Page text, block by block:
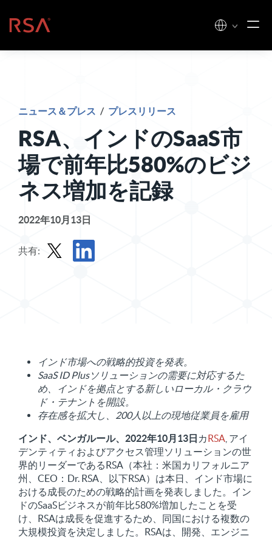
ホーム
ニュース＆プレス / プレスリリース
RSA、インドのSaaS市
場で前年比580%のビジ
ネス増加を記録
2022年10月13日
共有:
インド市場への戦略的投資を発表。
SaaS ID Plusソリューションの需要に対応するた
め、インドを拠点とする新しいローカル・クラウ
ド・テナントを開設。
存在感を拡大し、200人以上の現地従業員を雇用
インド、ベンガルール、2022年10月13日 カRSA , アイ
デンティティおよびアクセス管理ソリューションの世
界的リーダーであるRSA（本社：米国カリフォルニア
州、CEO：Dr. RSA、以下RSA）は本日、インド市場に
おける成長のための戦略的計画を発表しました。イン
ドのSaaSビジネスが前年比580%増加したことを受
け、RSAは成長を促進するため、同国における複数の
大規模投資を決定しました。RSAは、開発、エンジニ